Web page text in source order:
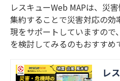
レスキューWeb MAPは、災
集約することで災害対応の
現をサポートしていますので
を検討してみるのもおすすめ
レ